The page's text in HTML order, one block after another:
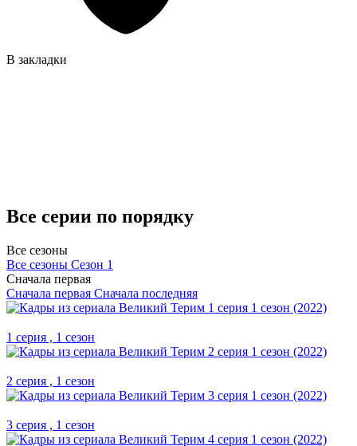
В закладки
Все серии по порядку
Все сезоны
Все сезоны Сезон 1
Сначала первая
Сначала первая Сначала последняя
1 серия , 1 сезон
2 серия , 1 сезон
3 серия , 1 сезон